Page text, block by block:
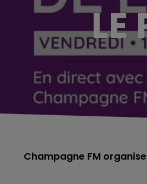
LE
Champagne FM